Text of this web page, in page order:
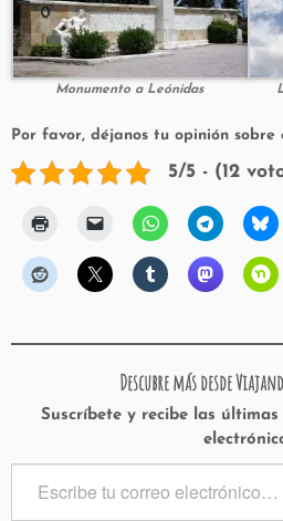
Monumento a Leónidas
Por favor, déjanos tu opinión sobre
5/5 - (12
Descubre más desde
Suscríbete y recibe las